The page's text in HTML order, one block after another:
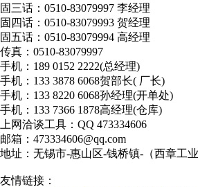
固三话：0510-83079997 李经理
固四话：0510-83079993 贺经理
固五话：0510-83079994 高经理
传真：0510-83079997
手机：189 0152 2222(总经理)
手机：133 3878 6068贺部长( 厂长)
手机：133 8220 6068孙经理(开单处)
手机：133 7366 1878高经理(仓库)
上网洽谈工具：QQ 473334606
邮箱：473334606@qq.com
地址：无锡市-惠山区-钱桥镇-（西章工
友情链接：